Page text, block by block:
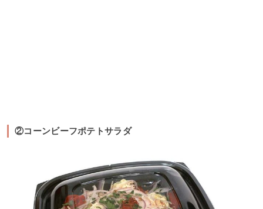
②コーンビーフポテトサラダ